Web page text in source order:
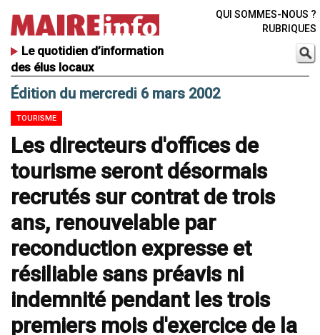
Le quotidien d’information
des élus locaux
QUI SOMMES-NOUS ?
RUBRIQUES
Édition du mercredi 6 mars 2002
TOURISME
Les directeurs d'offices de
tourisme seront désormais
recrutés sur contrat de trois
ans, renouvelable par
reconduction expresse et
résiliable sans préavis ni
indemnité pendant les trois
premiers mois d'exercice de la